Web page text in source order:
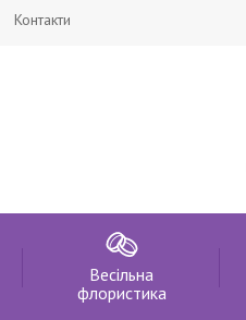
Контакти
Весільна
флористика